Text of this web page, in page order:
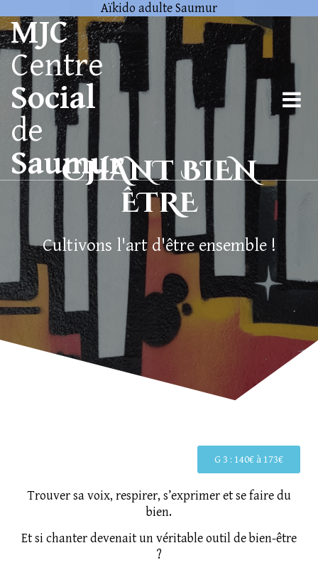
Aïkido adulte Saumur
MJC
Centre
Social
de
Saumur
CHANT BIEN
ÊTRE
Cultivons l'art d'être ensemble !
G 3 : 140€ à 173€
Trouver sa voix, respirer, s’exprimer et se faire du
bien.
Et si chanter devenait un véritable outil de bien-être
?